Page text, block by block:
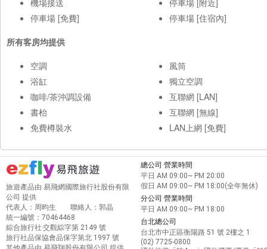
機場接送
停車場 [免費]
停車場 [附近]
停車場 [住宿內]
所有客房均提供
空調
浴缸
咖啡/茶沖調設備
書枱
免費樽裝水
風筒
獨立空調
互聯網 [LAN]
互聯網 [無線]
LAN上網 [免費]